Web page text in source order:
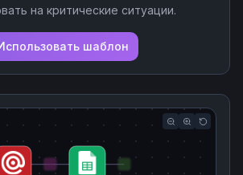
на критические ситуации.
шаблон